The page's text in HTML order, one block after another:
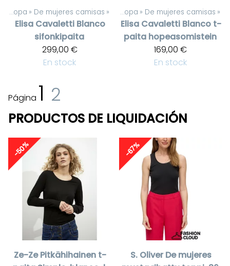
De mujeres ropa ‪» De mujeres camisas ‪»
Elisa Cavaletti Blanco
sifonkipaita
299,00 €
En stock
Productos ‪» De mujeres ropa ‪» De mujeres camisas ‪»
Elisa Cavaletti Blanco t-
paita hopeasomistein
169,00 €
En stock
Página 1 2
PRODUCTOS DE LIQUIDACIÓN
-50%
Ze-Ze Pitkähihainen t-
-67%
S. Oliver De mujeres